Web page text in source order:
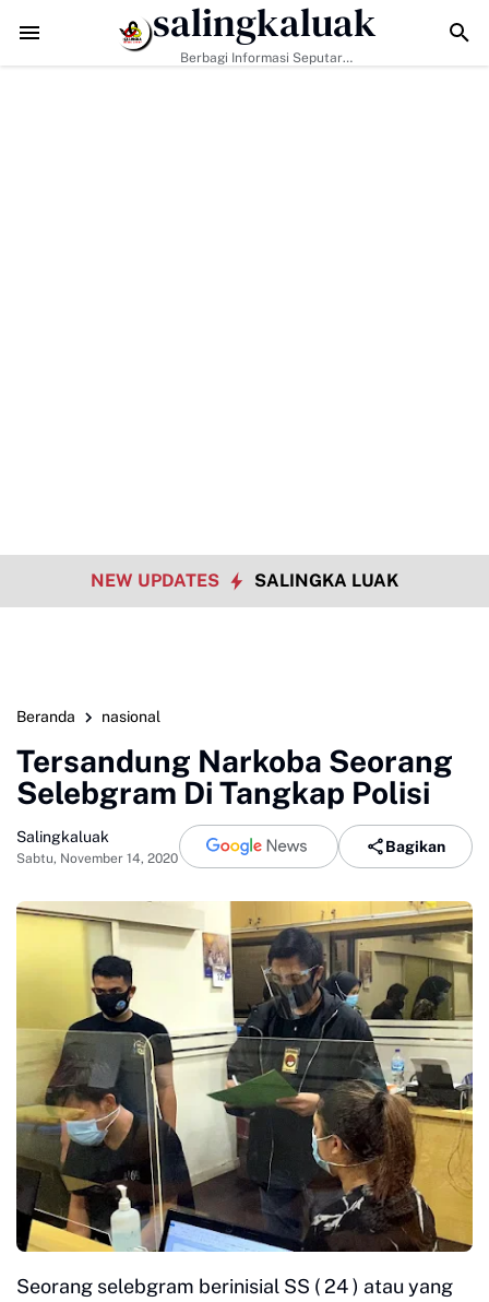
Bukan Hanya Tugas Pemerintah, H. Ilson Cong Dorong Keluarga
salingkaluak
Berbagi Informasi Seputar
NEW UPDATES SALINGKA LUAK
Beranda nasional
Tersandung Narkoba Seorang
Selebgram Di Tangkap Polisi
Salingkaluak
Sabtu, November 14, 2020
Bagikan
Seorang selebgram berinisial SS ( 24 ) atau yang